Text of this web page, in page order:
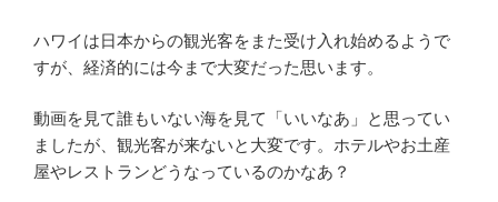
ハワイは日本からの観光客をまた受け入れ始めるようで
すが、経済的には今まで大変だった思います。
動画を見て誰もいない海を見て「いいなあ」と思ってい
ましたが、観光客が来ないと大変です。ホテルやお土産
屋やレストランどうなっているのかなあ？